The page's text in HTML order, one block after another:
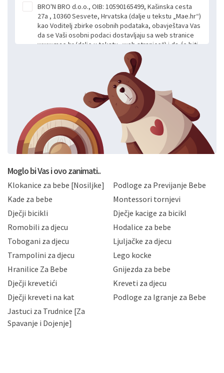
BRO'N BRO d.o.o., OIB: 10590165499, Kašinska cesta
27a , 10360 Sesvete, Hrvatska (dalje u tekstu „Mae.hr“)
kao Voditelj zbirke osobnih podataka, obavještava Vas
da se Vaši osobni podaci dostavljaju sa web stranice
www.mae.hr (dalje u tekstu „web stranice“) i da će biti
obrađeni. Prihvaćanjem ove Izjave smatra se da
slobodno i izričito dajete privolu za prikupljanje i daljnju
obradu Vaših osobnih podataka koje ustupate Mae.hr
putem ovih web stranica u svrhu odgovora i daljnje
komunikacije na Vaš upit poslan kroz kontakt obrazac.
Radi se o dobrovoljnom davanju podataka te ovu
Izjavu niste dužni prihvatiti odnosno niste dužni unositi
svoje osobne podatke u jednu od prijavnih
formi/obrazaca dostupnih na ovim web stranicama.
BRO'N BRO d.o.o. će s Vašim osobnim podacima
postupati sukladno Općoj uredbi o zaštiti podataka
privatnosti i kolačića koju možete pročitati ovdje i
Hrvatske, a uvijek uz primjenu odgovarajućih tehničkih i
sigurnosnih mjera zaštite osobnih podataka od
neovlaštenog pristupa, zlouporabe, otkrivanja,
gubitka ili uništenja. Mae.hr štiti privatnost svojih
korisnika i posjetitelja web stranica, čuva povjerljivost
Vaših osobnih podataka te omogućava pristup i
priopćavanje osobnih podataka samo onim svojim
zaposlenicima kojima su isti potrebni radi provedbe
slučajevima koji su dozvoljeni zakonima. Napominjemo
da možete u svako doba, u potpunosti ili djelomice,
zatražiti prestanak aktivnosti obrade Vaših osobnih
podataka. Opoziv privole možete podnijeti poštom na
gore navedenu adresu ili e-mailom na adresu:
Moglo bi Vas i ovo zanimati..
Klokanice za bebe [Nosiljke]
Podloge za Previjanje Bebe
Kade za bebe
Montessori tornjevi
Dječji bicikli
Dječje kacige za bicikl
Romobili za djecu
Hodalice za bebe
Tobogani za djecu
Ljuljačke za djecu
Trampolini za djecu
Lego kocke
Hranilice Za Bebe
Gnijezda za bebe
Dječji krevetići
Kreveti za djecu
Dječji kreveti na kat
Podloge za Igranje za Bebe
Jastuci za Trudnice [Za
Spavanje i Dojenje]